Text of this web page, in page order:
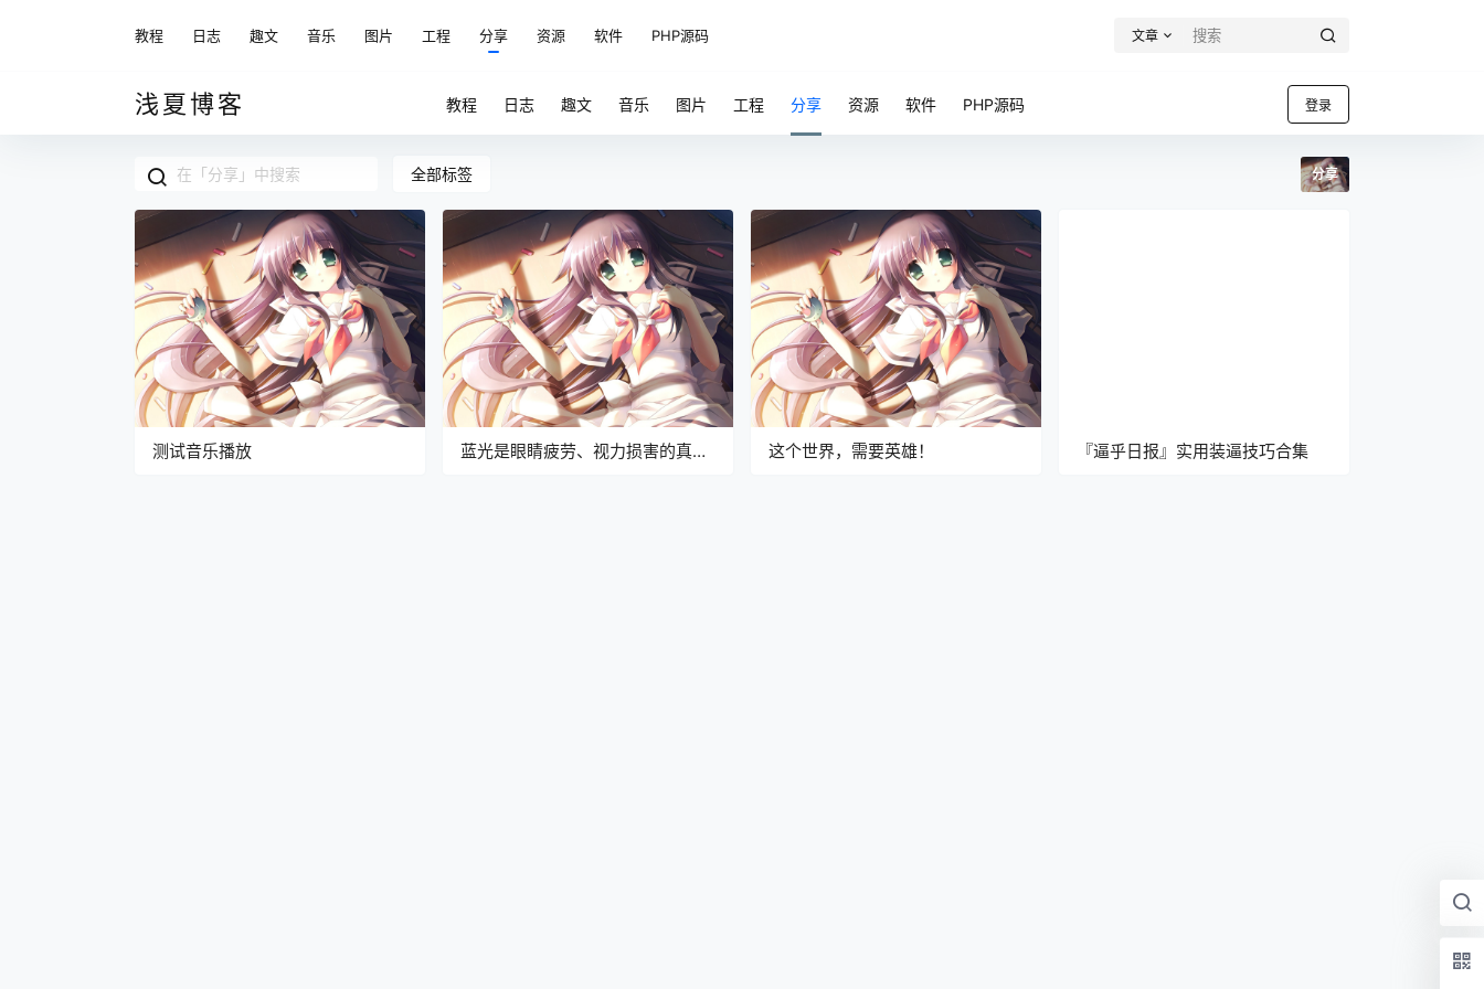
教程 日志 趣文 音乐 图片 工程 分享 资源 软件 PHP源码 文章
浅夏博客 登录
教程 日志 趣文 音乐 图片 工程 分享 资源 软件 PHP源码
全部标签 分享
测试音乐播放
蓝光是眼睛疲劳、视力损害的真正”
这个世界，需要英雄！ 『逼乎日报』实用装逼技巧合集